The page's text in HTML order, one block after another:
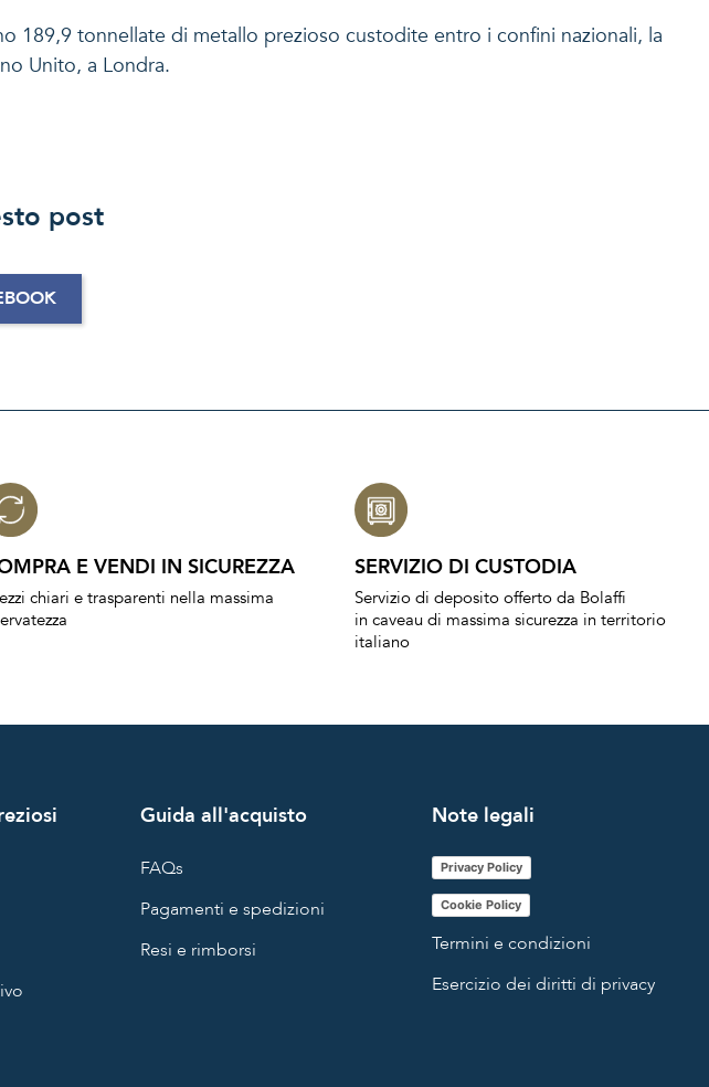
189,9 tonnellate di metallo prezioso custodite entro i confini nazionali, la
Unito, a Londra.
post
E VENDI IN SICUREZZA
chiari e trasparenti nella massima
SERVIZIO DI CUSTODIA
Servizio di deposito offerto da Bolaffi
in caveau di massima sicurezza in territorio
italiano
Guida all'acquisto
FAQs
Pagamenti e spedizioni
Resi e rimborsi
Note legali
Privacy Policy
Cookie Policy
Termini e condizioni
Esercizio dei diritti di privacy